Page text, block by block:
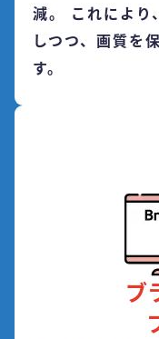
減。 これにより
しつつ、画質を
す。
ブ